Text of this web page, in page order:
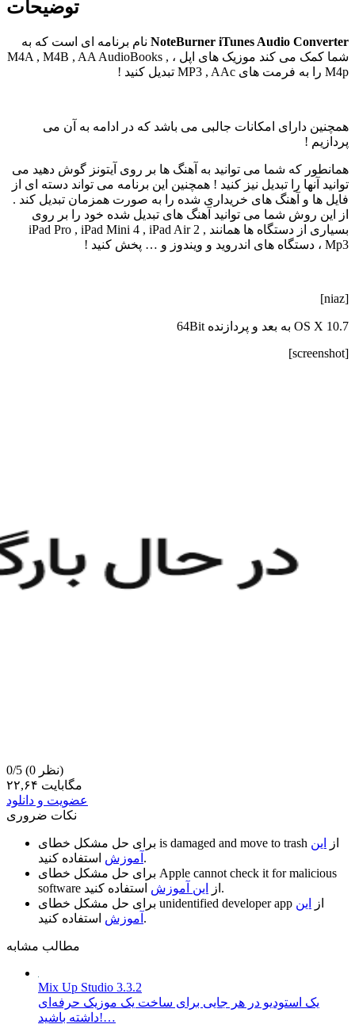
توضیحات
NoteBurner iTunes Audio Converter نام برنامه ای است که به
شما کمک می کند موزیک های اپل ، M4A , M4B , AA AudioBooks ,
M4p را به فرمت های MP3 , AAc تبدیل کنید !
همچنین دارای امکانات جالبی می باشد که در ادامه به آن می
پردازیم !
همانطور که شما می توانید به آهنگ ها بر روی آیتونز گوش دهید می
توانید آنها را تبدیل نیز کنید ! همچنین این برنامه می تواند دسته ای از
فایل ها و آهنگ های خریداری شده را به صورت همزمان تبدیل کند .
از این روش شما می توانید آهنگ های تبدیل شده خود را بر روی
بسیاری از دستگاه ها همانند iPad Pro , iPad Mini 4 , iPad Air 2 ,
Mp3 ، دستگاه های اندروید و ویندوز و … پخش کنید !
[niaz]
OS X 10.7 به بعد و پردازنده 64Bit
[screenshot]
0/5
(0 نظر)
۲۲,۶۴ مگابایت
عضویت و دانلود
نکات ضروری
is damaged and move to trash از
این
آموزش استفاده کنید.
Apple cannot check it for malicious
software
از این آموزش
استفاده کنید.
unidentified developer app از
این
آموزش استفاده کنید.
مطالب مشابه
Mix Up Studio 3.3.2
یک استودیو در هر جایی برای ساخت یک موزیک حرفه‌ای
داشته باشید!…